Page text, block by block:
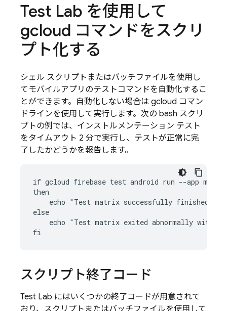
Test Lab を使用して
gcloud コマンドをスクリ
プト化する
シェル スクリプトまたはバッチファイルを使用し
てモバイルアプリのテストコマンドを自動化するこ
とができます。自動化しない場合は gcloud コマン
ドラインを使用して実行します。次の bash スクリ
プトの例では、インストルメンテーション テスト
をタイムアウト 2 分で実行し、テストが正常に完
了したかどうかを報告します。
if gcloud firebase test android run --app my-
then
    echo "Test matrix successfully finished"
else
echo "Test matrix exited abnormally with
スクリプト終了コード
Test Lab にはいくつかの終了コードが用意されて
おり、スクリプトまたはバッチファイルを使用して